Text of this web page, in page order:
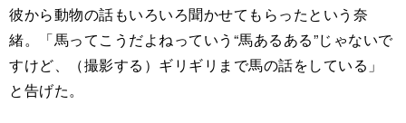
彼から動物の話もいろいろ聞かせてもらったという奈
緒。「馬ってこうだよねっていう“馬あるある”じゃないで
すけど、（撮影する）ギリギリまで馬の話をしている」
と告げた。